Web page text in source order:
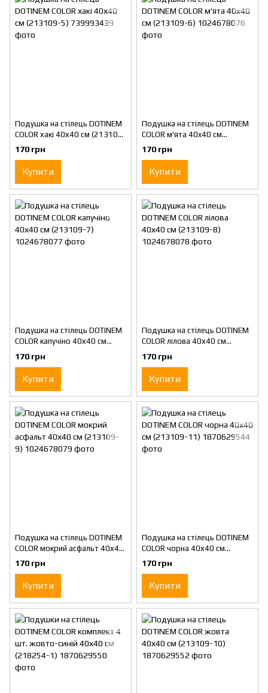
Подушка на стілець DOTINEM
COLOR хакі 40х40 см (213109-
5)
170 грн
Купити
Подушка на стілець DOTINEM
COLOR м'ята 40x40 см
(213109-6)
170 грн
Купити
Подушка на стілець DOTINEM
COLOR капучіно 40х40 см
(213109-7)
170 грн
Купити
Подушка на стілець DOTINEM
COLOR лілова 40х40 см
(213109-8)
170 грн
Купити
Подушка на стілець DOTINEM
COLOR мокрий асфальт 40х40
см (213109-9)
170 грн
Купити
Подушка на стілець DOTINEM
COLOR чорна 40х40 см
(213109-11)
170 грн
Купити